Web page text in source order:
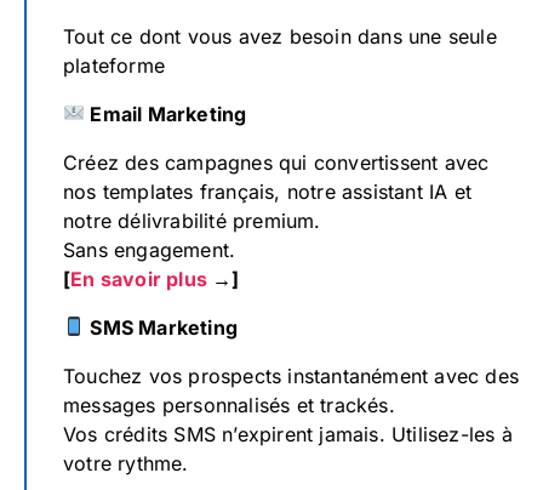
Tout ce dont vous avez besoin dans une seule
plateforme
Email Marketing
Créez des campagnes qui convertissent avec
nos templates français, notre assistant IA et
notre délivrabilité premium.
Sans engagement.
[En savoir plus →]
SMS Marketing
Touchez vos prospects instantanément avec des
messages personnalisés et trackés.
Vos crédits SMS n’expirent jamais. Utilisez-les à
votre rythme.